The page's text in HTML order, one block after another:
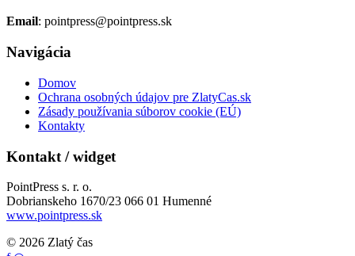
Email: pointpress@pointpress.sk
Navigácia
Domov
Ochrana osobných údajov pre ZlatyCas.sk
Zásady používania súborov cookie (EÚ)
Kontakty
Kontakt / widget
PointPress s. r. o.
Dobrianskeho 1670/23 066 01 Humenné
www.pointpress.sk
© 2026 Zlatý čas